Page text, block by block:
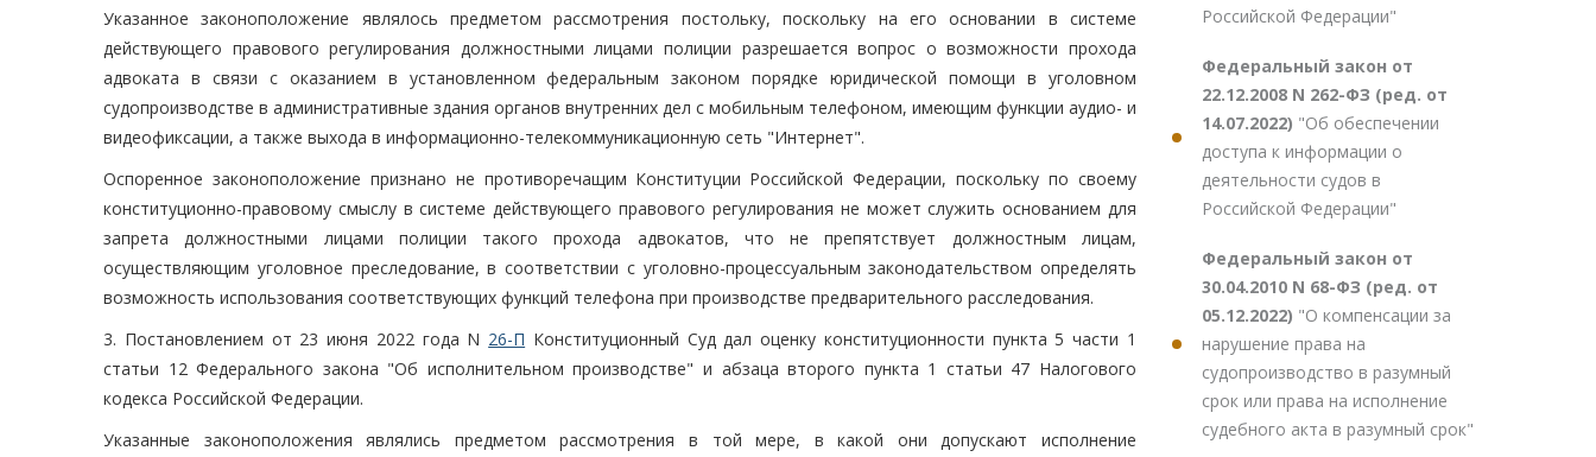
Указанное законоположение являлось предметом рассмотрения постольку, поскольку на его основании в системе
действующего правового регулирования должностными лицами полиции разрешается вопрос о возможности прохода
адвоката в связи с оказанием в установленном федеральным законом порядке юридической помощи в уголовном
судопроизводстве в административные здания органов внутренних дел с мобильным телефоном, имеющим функции аудио- и
видеофиксации, а также выхода в информационно-телекоммуникационную сеть "Интернет".
Оспоренное законоположение признано не противоречащим Конституции Российской Федерации, поскольку по своему
конституционно-правовому смыслу в системе действующего правового регулирования не может служить основанием для
запрета должностными лицами полиции такого прохода адвокатов, что не препятствует должностным лицам,
осуществляющим уголовное преследование, в соответствии с уголовно-процессуальным законодательством определять
возможность использования соответствующих функций телефона при производстве предварительного расследования.
3. Постановлением от 23 июня 2022 года N 26-П Конституционный Суд дал оценку конституционности пункта 5 части 1
статьи 12 Федерального закона "Об исполнительном производстве" и абзаца второго пункта 1 статьи 47 Налогового
кодекса Российской Федерации.
Указанные законоположения являлись предметом рассмотрения в той мере, в какой они допускают исполнение
Российской Федерации"
Федеральный закон от
22.12.2008 N 262-ФЗ (ред. от
14.07.2022) "Об обеспечении
доступа к информации о
деятельности судов в
Российской Федерации"
Федеральный закон от
30.04.2010 N 68-ФЗ (ред. от
05.12.2022) "О компенсации за
нарушение права на
судопроизводство в разумный
срок или права на исполнение
судебного акта в разумный срок"